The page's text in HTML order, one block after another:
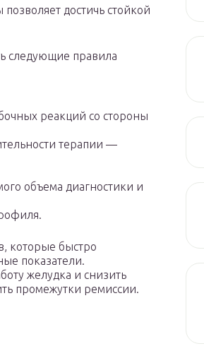
достичь стойкой
следующие правила
реакций со стороны
терапии —
объема диагностики и
которые быстро
показатели.
желудка и снизить
промежутки ремиссии.